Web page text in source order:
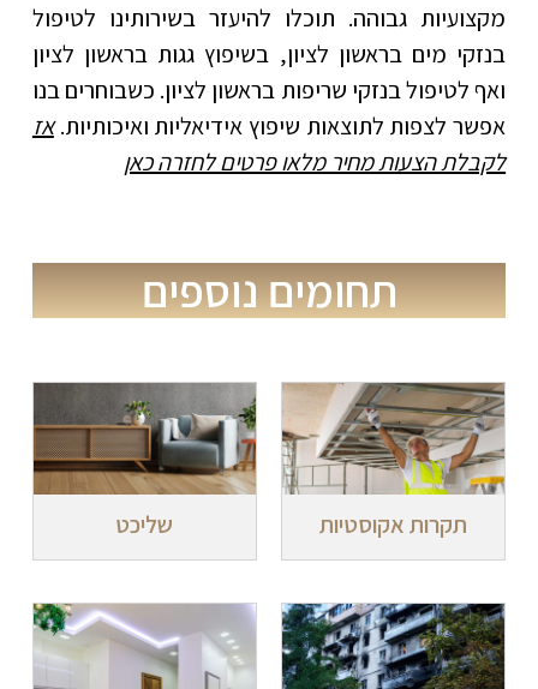
מקצועיות גבוהה. תוכלו להיעזר בשירותינו לטיפול
בנזקי מים בראשון לציון, בשיפוץ גגות בראשון לציון
ואף לטיפול בנזקי שריפות בראשון לציון. כשבוחרים בנו
אפשר לצפות לתוצאות שיפוץ אידיאליות ואיכותיות.אז
לקבלת הצעות מחיר מלאו פרטים לחזרה כאן
תחומים נוספים
תקרות אקוסטיות שליכט